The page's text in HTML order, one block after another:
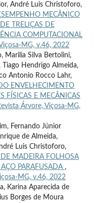
André Luis Christoforo,
MECÂNICO
TRELIÇAS DE
COMPUTACIONAL
MG, v.46, 2022
Marilia Silva Bertolini,
Tiago Hendrigo Almeida,
Antonio Rocco Lahr,
ENVELHECIMENTO
FÍSICAS E MECÂNICAS
Árvore, Viçosa-MG,
Fernando Júnior
de Almeida,
Luis Christoforo,
MADEIRA FOLHOSA
PARAFUSADA ,
MG, v.46, 2022
Karina Aparecida de
Borges de Moura